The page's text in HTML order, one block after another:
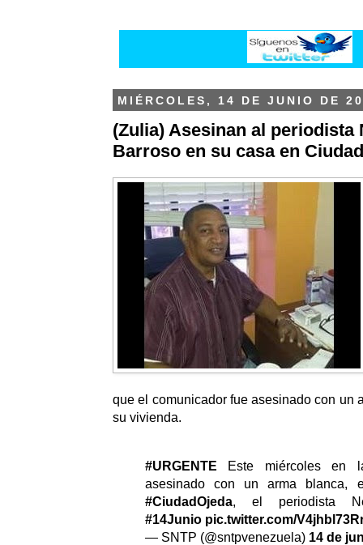
MIÉRCOLES, 14 DE JUNIO DE
(Zulia) Asesinan al periodista
Barroso en su casa en
que el comunicador fue asesinado con un
su vivienda.
#URGENTE Este miércoles en
asesinado con un arma blanca,
#CiudadOjeda, el periodista
#14Junio pic.twitter.com/
— SNTP (@sntpvenezuela) 14 de